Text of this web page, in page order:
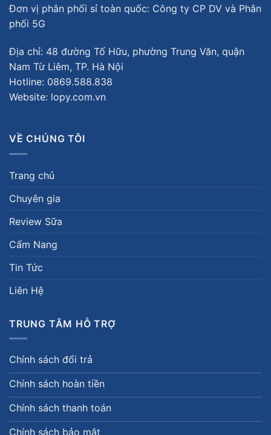
Đơn vị phân phối sỉ toàn quốc: Công ty CP DV và Phân
phối 5G
Địa chỉ: 48 đường Tố Hữu, phường Trung Văn, quận
Nam Từ Liêm, TP. Hà Nội
Hotline: 0869.588.838
Website: lopy.com.vn
VỀ CHÚNG TÔI
Trang chủ
Chuyên gia
Review Sữa
Cẩm Nang
Tin Tức
Liên Hệ
TRUNG TÂM HỖ TRỢ
Chính sách đổi trả
Chính sách hoàn tiền
Chính sách thanh toán
Chính sách bảo mật